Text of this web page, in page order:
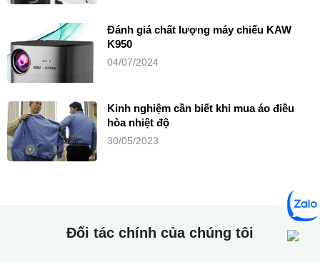
Đánh giá chất lượng máy chiếu KAW
K950
04/07/2024
Kinh nghiệm cần biết khi mua áo điều
hòa nhiệt độ
30/05/2023
Đối tác chính của chúng tôi